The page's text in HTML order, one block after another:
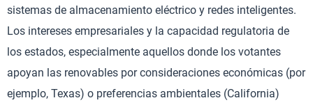
sistemas de almacenamiento eléctrico y redes inteligentes.
Los intereses empresariales y la capacidad regulatoria de
los estados, especialmente aquellos donde los votantes
apoyan las renovables por consideraciones económicas (por
ejemplo, Texas) o preferencias ambientales (California)